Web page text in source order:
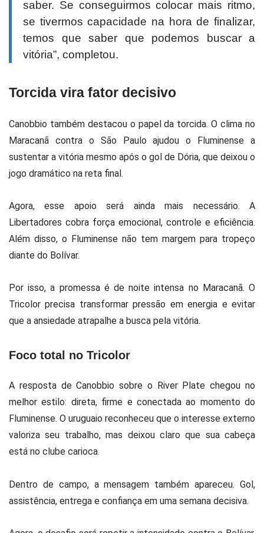
saber. Se conseguirmos colocar mais ritmo,
se tivermos capacidade na hora de finalizar,
temos que saber que podemos buscar a
vitória”, completou.
Torcida vira fator decisivo
Canobbio também destacou o papel da torcida. O clima no
Maracanã contra o São Paulo ajudou o Fluminense a
sustentar a vitória mesmo após o gol de Dória, que deixou o
jogo dramático na reta final.
Agora, esse apoio será ainda mais necessário. A
Libertadores cobra força emocional, controle e eficiência.
Além disso, o Fluminense não tem margem para tropeço
diante do Bolívar.
Por isso, a promessa é de noite intensa no Maracanã. O
Tricolor precisa transformar pressão em energia e evitar
que a ansiedade atrapalhe a busca pela vitória.
Foco total no Tricolor
A resposta de Canobbio sobre o River Plate chegou no
melhor estilo: direta, firme e conectada ao momento do
Fluminense. O uruguaio reconheceu que o interesse externo
valoriza seu trabalho, mas deixou claro que sua cabeça
está no clube carioca.
Dentro de campo, a mensagem também apareceu. Gol,
assistência, entrega e confiança em uma semana decisiva.